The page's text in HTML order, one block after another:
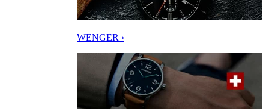
WENGER ›